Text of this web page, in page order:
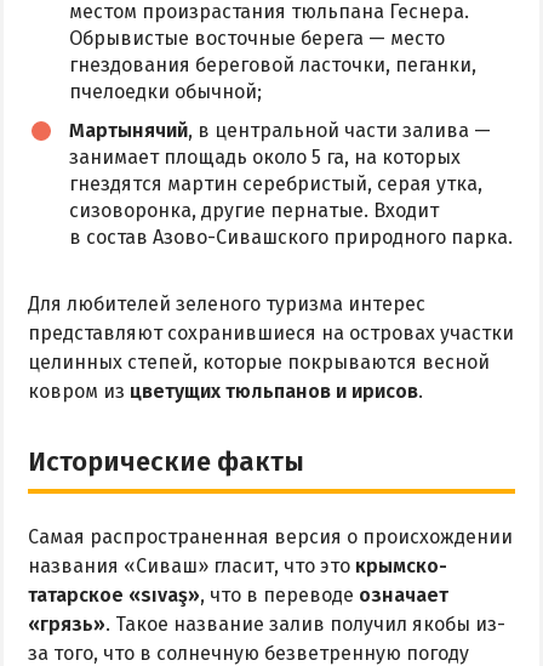
местом произрастания тюльпана Геснера.
Обрывистые восточные берега — место
гнездования береговой ласточки, пеганки,
пчелоедки обычной;
Мартынячий, в центральной части залива —
занимает площадь около 5 га, на которых
гнездятся мартин серебристый, серая утка,
сизоворонка, другие пернатые. Входит
в состав Азово-Сивашского природного парка.
Для любителей зеленого туризма интерес
представляют сохранившиеся на островах участки
целинных степей, которые покрываются весной
ковром из цветущих тюльпанов и ирисов.
Исторические факты
Самая распространенная версия о происхождении
названия «Сиваш» гласит, что это крымско-
татарское «sıvaş», что в переводе означает
«грязь». Такое название залив получил якобы из-
за того, что в солнечную безветренную погоду